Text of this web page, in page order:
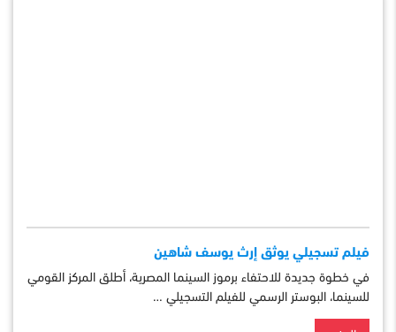
فيلم تسجيلي يوثق إرث يوسف شاهين
في خطوة جديدة للاحتفاء برموز السينما المصرية، أطلق المركز القومي
للسينما، البوستر الرسمي للفيلم التسجيلي …